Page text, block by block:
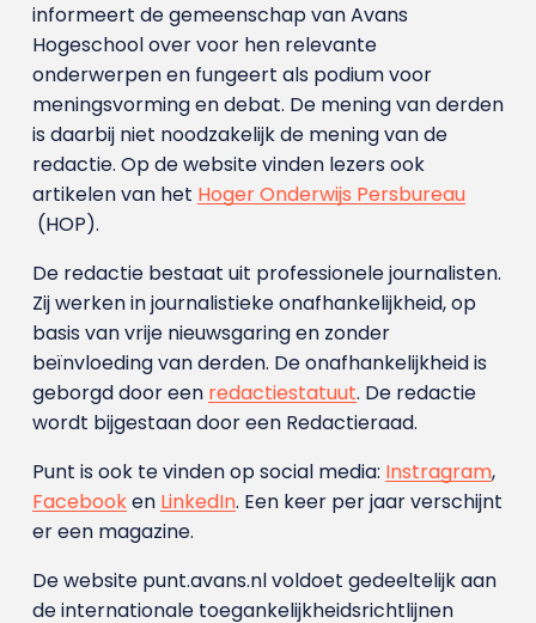
informeert de gemeenschap van Avans
Hogeschool over voor hen relevante
onderwerpen en fungeert als podium voor
meningsvorming en debat. De mening van derden
is daarbij niet noodzakelijk de mening van de
redactie. Op de website vinden lezers ook
artikelen van het Hoger Onderwijs Persbureau
(HOP).
De redactie bestaat uit professionele journalisten.
Zij werken in journalistieke onafhankelijkheid, op
basis van vrije nieuwsgaring en zonder
beïnvloeding van derden. De onafhankelijkheid is
geborgd door een redactiestatuut. De redactie
wordt bijgestaan door een Redactieraad.
Punt is ook te vinden op social media: Instragram,
Facebooken LinkedIn. Een keer per jaar verschijnt
er een magazine.
De website punt.avans.nl voldoet gedeeltelijk aan
de internationale toegankelijkheidsrichtlijnen